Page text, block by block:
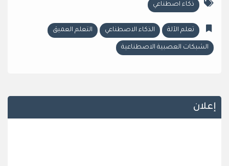
ذكاء اصطناعي
تعلم الآلة الذكاء الاصطناعي التعلم العميق
الشبكات العصبية الاصطناعية
إعلان